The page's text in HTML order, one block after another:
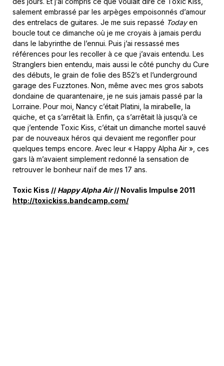
salement embrassé par les arpèges empoisonnés d’amour
des entrelacs de guitares. Je me suis repassé Todayen
boucle tout ce dimanche où je me croyais à jamais perdu
dans le labyrinthe de l’ennui. Puis j’ai ressassé mes
références pour les recoller à ce que j’avais entendu. Les
Stranglers bien entendu, mais aussi le côté punchy du Cure
des débuts, le grain de folie des B52’s et l’underground
garage des Fuzztones. Non, même avec mes gros sabots
dondaine de quarantenaire, je ne suis jamais passé par la
Lorraine. Pour moi, Nancy c’était Platini, la mirabelle, la
quiche, et ça s’arrêtait là. Enfin, ça s’arrêtait là jusqu’à ce
que j’entende Toxic Kiss, c’était un dimanche mortel sauvé
par de nouveaux héros qui devaient me regonfler pour
quelques temps encore. Avec leur « Happy Alpha Air », ces
gars là m’avaient simplement redonné la sensation de
retrouver le bonheur naïf de mes 17 ans.
Toxic Kiss // Happy Alpha Air// Novalis Impulse 2011
http://toxickiss.bandcamp.com/